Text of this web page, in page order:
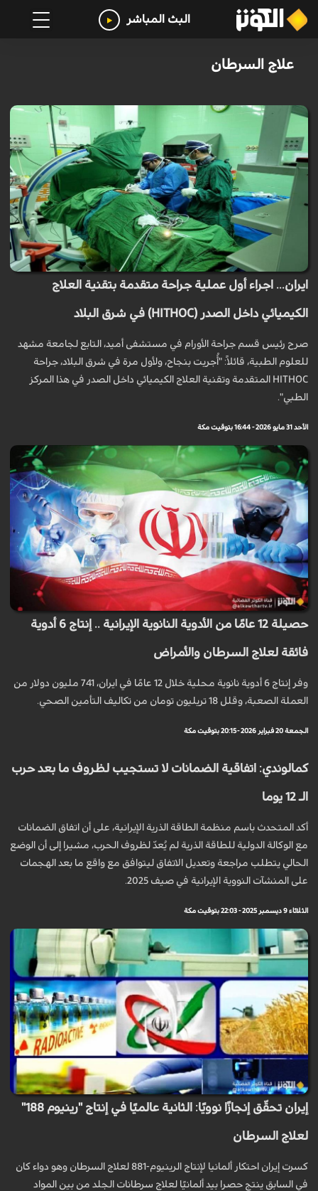
البث المباشر
علاج السرطان
ايران... اجراء أول عملية جراحة متقدمة بتقنية العلاج
الكيميائي داخل الصدر (HITHOC) في شرق البلاد
صرح رئيس قسم جراحة الأورام في مستشفى أميد، التابع لجامعة مشهد
للعلوم الطبية، قائلاً: "أُجريت بنجاح، ولأول مرة في شرق البلاد، جراحة
HITHOC المتقدمة وتقنية العلاج الكيميائي داخل الصدر في هذا المركز
الطبي".
الأحد 31 مايو 2026 - 16:44 بتوقيت مكة
حصيلة 12 عامًا من الأدوية النانوية الإيرانية .. إنتاج 6 أدوية
فائقة لعلاج السرطان والأمراض
وفر إنتاج 6 أدوية نانوية محلية خلال 12 عامًا في ايران، 741 مليون دولار من
العملة الصعبة، وقلل 18 تريليون تومان من تكاليف التأمين الصحي.
الجمعة 20 فبراير 2026 - 20:15 بتوقيت مكة
كمالوندي: اتفاقية الضمانات لا تستجيب لظروف ما بعد حرب
الـ 12 يوما
أكد المتحدث باسم منظمة الطاقة الذرية الإيرانية، على أن اتفاق الضمانات
مع الوكالة الدولية للطاقة الذرية لم يُعدّ لظروف الحرب، مشيرا إلى أن الوضع
الحالي يتطلب مراجعة وتعديل الاتفاق ليتوافق مع واقع ما بعد الهجمات
على المنشآت النووية الإيرانية في صيف 2025.
الثلاثاء 9 ديسمبر 2025 - 22:03 بتوقيت مكة
إيران تحقّق إنجازًا نوويًا: الثانية عالميًا في إنتاج "رينيوم 188"
لعلاج السرطان
كسرت إيران احتکار ألمانيا لإنتاج الرينيوم-881 لعلاج السرطان وهو دواء كان
في السابق ينتج حصرا بيد ألمانيًا لعلاج سرطانات الجلد من بين المواد